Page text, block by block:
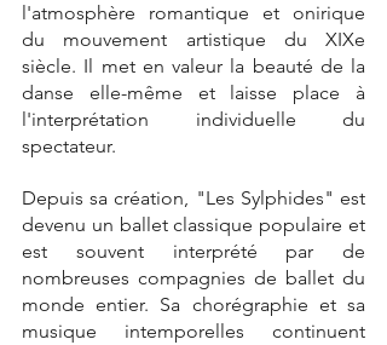
l'atmosphère romantique et onirique
du mouvement artistique du XIXe
siècle. Il met en valeur la beauté de la
danse elle-même et laisse place à
l'interprétation individuelle du
spectateur.
Depuis sa création, "Les Sylphides" est
devenu un ballet classique populaire et
est souvent interprété par de
nombreuses compagnies de ballet du
monde entier. Sa chorégraphie et sa
musique intemporelles continuent